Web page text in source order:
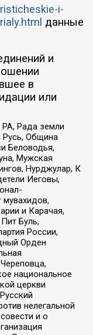
i-
данные
и
в
или
РА, Рада земли
Община
Беловодья,
Мужская
Нурджулар, К
Иеговы,
и Карачая,
Буль,
России,
Орден
национальное
церкви
нелегальной
и о